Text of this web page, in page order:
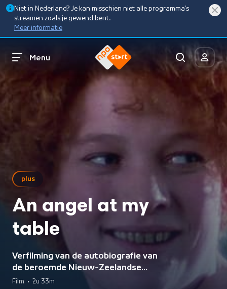
Niet in Nederland? Je kan misschien niet alle programma’s
streamen zoals je gewend bent.
Meer informatie
Menu
plus
An angel at my
table
Verfilming van de autobiografie van
de beroemde Nieuw-Zeelandse
auteur Janet Frame.
Film • 2u 33m